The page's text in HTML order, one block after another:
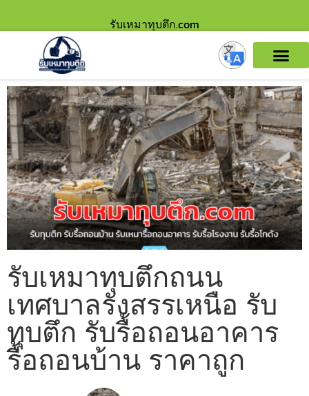
รับเหมาทุบตึก.com
รับเหมาทุบตึกถนน
เทศบาลรังสรรเหนือ รับ
ทุบตึก รับรื้อถอนอาคาร
รื้อถอนบ้าน ราคาถูก